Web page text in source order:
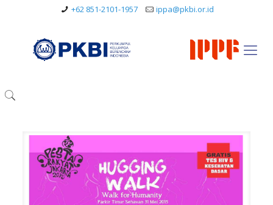
+62 851-2101-1957 ippa@pkbi.or.id